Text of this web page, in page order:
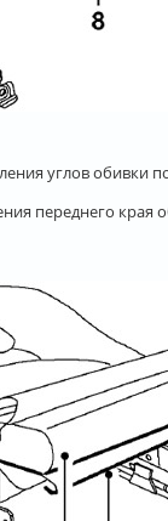
углов обивки
переднего края